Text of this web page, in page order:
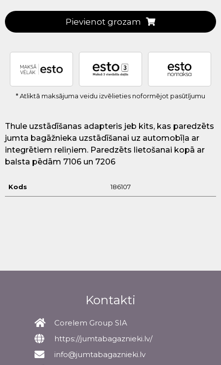
Pievienot grozam
* Atliktā maksājuma veidu izvēlieties noformējot pasūtījumu
Thule uzstādīšanas adapteris jeb kits, kas paredzēts
jumta bagāžnieka uzstādīšanai uz automobīļa ar
integrētiem reliņiem. Paredzēts lietošanai kopā ar
balsta pēdām 7106 un 7206
Kods 186107
Kontakti
Corelem Group SIA
https://jumtabagaznieki.lv/
info@jumtabagaznieki.lv